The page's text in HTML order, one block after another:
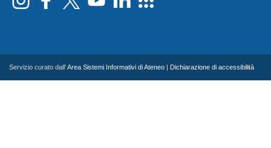
Servizio curato dall'Area Sistemi Informativi di Ateneo Dichiarazione di accessibilità